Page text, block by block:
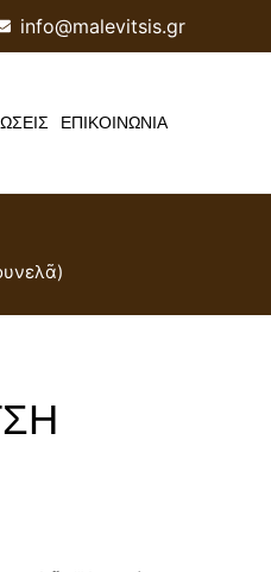
info@malevitsis.gr
ΕΠΙΚΟΙΝΩΝΙΑ